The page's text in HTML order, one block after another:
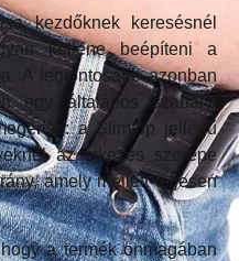
kezdőknek keresésnél
kellene beépíteni a
A legfontosabb azonban
egy általános szabályt
a Slimtop jellegű
az étkezés szerepe
amely mellett teljesen
a termék önmagában